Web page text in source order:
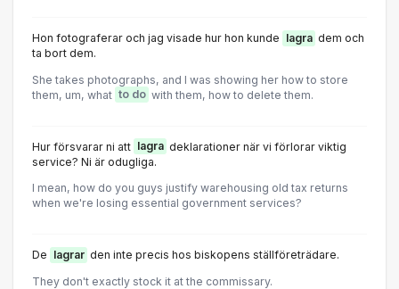
Hon fotograferar och jag visade hur hon kunde lagra dem och
ta bort dem.
She takes photographs, and I was showing her how to store
them, um, what to do with them, how to delete them.
Hur försvarar ni att lagra deklarationer när vi förlorar viktig
service? Ni är odugliga.
I mean, how do you guys justify warehousing old tax returns
when we're losing essential government services?
De lagrar den inte precis hos biskopens ställföreträdare.
They don't exactly stock it at the commissary.